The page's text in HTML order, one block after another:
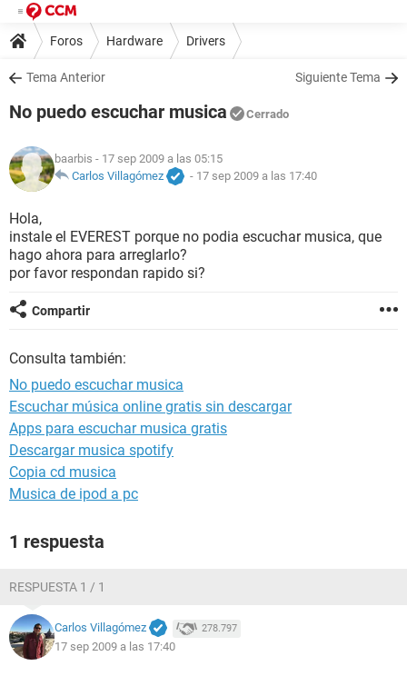
Foros Hardware Drivers
Tema Anterior Siguiente Tema
No puedo escuchar musica Cerrado
baarbis - 17 sep 2009 a las 05:15
Carlos Villagómez
- 17 sep 2009 a las 17:40
Hola,
instale el EVEREST porque no podia escuchar musica, que
hago ahora para arreglarlo?
por favor respondan rapido si?
Compartir
Consulta también:
No puedo escuchar musica
Escuchar música online gratis sin descargar
Apps para escuchar musica gratis
Descargar musica spotify
Copia cd musica
Musica de ipod a pc
1 respuesta
RESPUESTA 1 / 1
Carlos Villagómez 278.797
17 sep 2009 a las 17:40